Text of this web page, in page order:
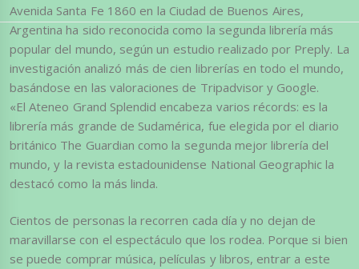
Avenida Santa Fe 1860 en la Ciudad de Buenos Aires,
Argentina ha sido reconocida como la segunda librería más
popular del mundo, según un estudio realizado por Preply. La
investigación analizó más de cien librerías en todo el mundo,
basándose en las valoraciones de Tripadvisor y Google.
«El Ateneo Grand Splendid encabeza varios récords: es la
librería más grande de Sudamérica, fue elegida por el diario
británico The Guardian como la segunda mejor librería del
mundo, y la revista estadounidense National Geographic la
destacó como la más linda.
Cientos de personas la recorren cada día y no dejan de
maravillarse con el espectáculo que los rodea. Porque si bien
se puede comprar música, películas y libros, entrar a este